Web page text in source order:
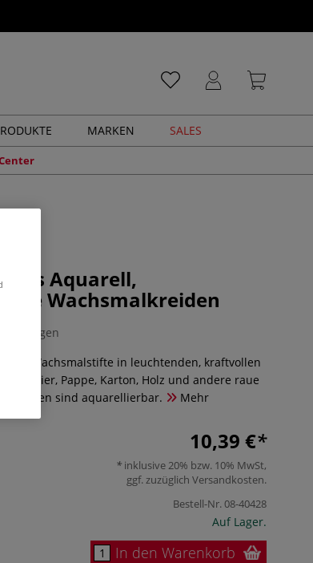
MARKEN SALES
Aquarell,
Wachsmalkreiden
Wachsmalstifte in leuchtenden, kraftvollen
für Papier, Pappe, Karton, Holz und andere raue
sind aquarellierbar.
Mehr
10,39 €
inklusive 20% bzw. 10% MwSt,
ggf. zuzüglich Versandkosten.
Bestell-Nr.08-40428
Auf Lager.
In den Warenkorb